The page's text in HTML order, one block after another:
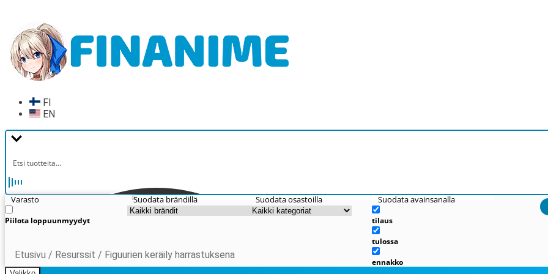
navigointiin
sisältöön
FI
EN
Varasto
Piilota loppuunmyydyt
Suodata brändillä Suodata osastoilla Suodata avainsanalla
tilaus
tulossa
ennakko
Etusivu / Resurssit / Figuurien keräily harrastuksena